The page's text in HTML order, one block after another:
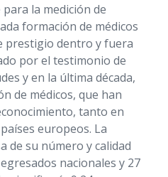
para la medición de
formación de médicos
prestigio dentro y fuera
por el testimonio de
y en la última década,
de médicos, que han
tanto en
europeos. La
de su número y calidad
nacionales y 27